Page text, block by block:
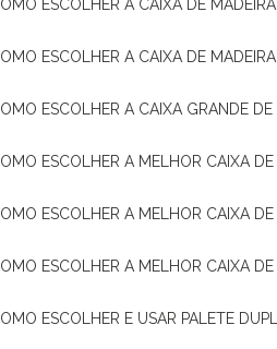
COMO ESCOLHER A CAIXA DE
COMO ESCOLHER A CAIXA DE
COMO ESCOLHER A CAIXA GRANDE
COMO ESCOLHER A MELHOR CAIXA
COMO ESCOLHER A MELHOR CAIXA
COMO ESCOLHER A MELHOR CAIXA
COMO ESCOLHER E USAR PALETE